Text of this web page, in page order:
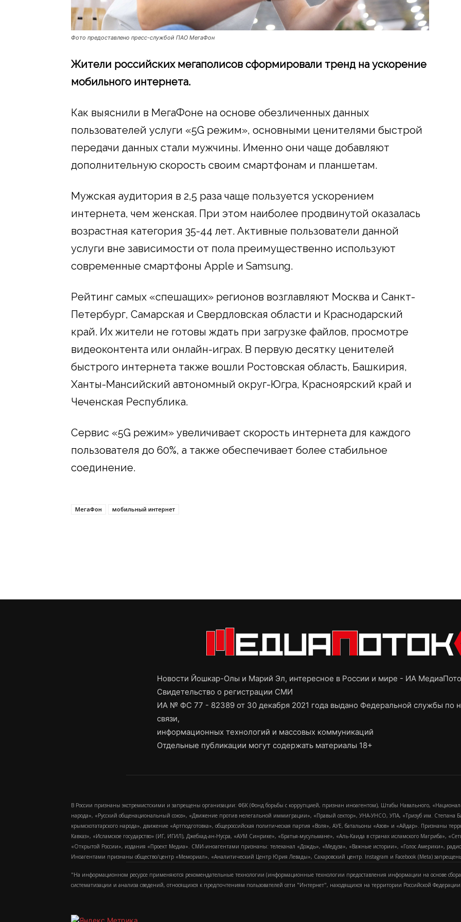
Фото предоставлено пресс-службой ПАО МегаФон
Жители российских мегаполисов сформировали тренд на ускорение
мобильного интернета.
Как выяснили в МегаФоне на основе обезличенных данных
пользователей услуги «5G режим», основными ценителями быстрой
передачи данных стали мужчины. Именно они чаще добавляют
дополнительную скорость своим смартфонам и планшетам.
Мужская аудитория в 2,5 раза чаще пользуется ускорением
интернета, чем женская. При этом наиболее продвинутой оказалась
возрастная категория 35-44 лет. Активные пользователи данной
услуги вне зависимости от пола преимущественно используют
современные смартфоны Apple и Samsung.
Рейтинг самых «спешащих» регионов возглавляют Москва и Санкт-
Петербург, Самарская и Свердловская области и Краснодарский
край. Их жители не готовы ждать при загрузке файлов, просмотре
видеоконтента или онлайн-играх. В первую десятку ценителей
быстрого интернета также вошли Ростовская область, Башкирия,
Ханты-Мансийский автономный округ-Югра, Красноярский край и
Чеченская Республика.
Сервис «5G режим» увеличивает скорость интернета для каждого
пользователя до 60%, а также обеспечивает более стабильное
соединение.
МегаФон мобильный интернет
Новости Йошкар-Олы и Марий Эл, интересное в России и мире - ИА
Свидетельство о регистрации СМИ
ИА № ФС 77 - 82389 от 30 декабря 2021 года выдано Федеральной службы по
связи,
информационных технологий и массовых коммуникаций
Отдельные публикации могут содержать материалы 18+
В России признаны экстремистскими и запрещены организации: ФБК (Фонд борьбы с коррупцией, признан иноагентом), Штабы Навального,
народа», «Русский общенациональный союз», «Движение против нелегальной иммиграции», «Правый сектор», УНА-УНСО, УПА, «Тризуб им.
крымскотатарского народа», движение «Артподготовка», общероссийская политическая партия «Воля», АУЕ, батальоны «Азов» и «Айдар». Признаны
Кавказ», «Исламское государство» (ИГ, ИГИЛ), Джебхад-ан-Нусра, «АУМ Синрике», «Братья-мусульмане», «Аль-Каида в странах исламского Магриба»,
«Открытой России», издания «Проект Медиа». СМИ-иноагентами признаны: телеканал «Дождь», «Медуза», «Важные истории», «Голос Америки»,
Иноагентами признаны общество/центр «Мемориал», «Аналитический Центр Юрия Левады», Сахаровский центр. Instagram и Facebook (Metа)
"На информационном ресурсе применяются рекомендательные технологии (информационные технологии предоставления информации на основе
систематизации и анализа сведений, относящихся к предпочтениям пользователей сети "Интернет", находящихся на территории Российской